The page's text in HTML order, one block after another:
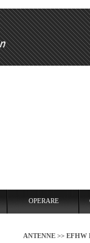
ANTENNE >> EFHW
OPERARE